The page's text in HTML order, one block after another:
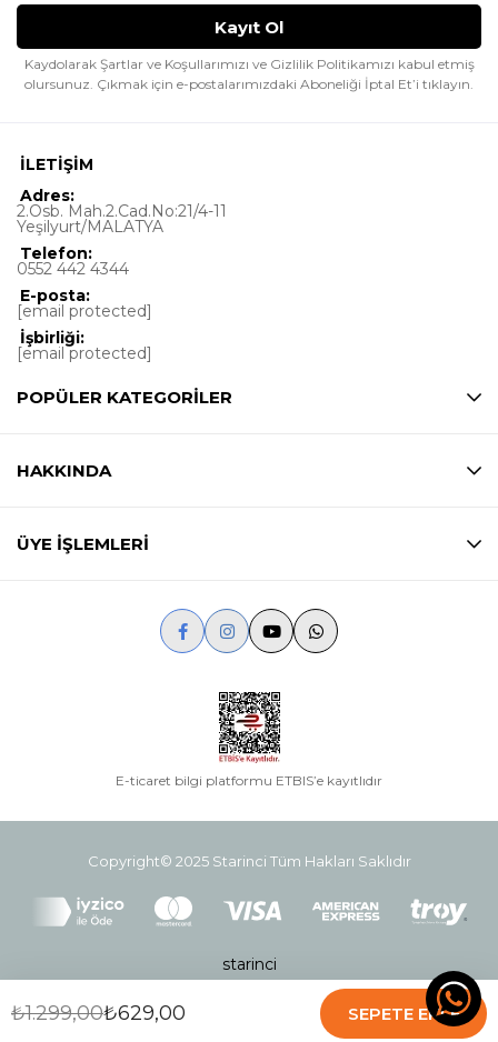
Kaydolarak Şartlar ve Koşullarımızı ve Gizlilik Politikamızı kabul etmiş
olursunuz. Çıkmak için e-postalarımızdaki Aboneliği İptal Et’i tıklayın.
İLETİŞİM
Adres:
2.Osb. Mah.2.Cad.No:21/4-11
Yeşilyurt/MALATYA
Telefon:
0552 442 4344
E-posta:
[email protected]
İşbirliği:
[email protected]
POPÜLER KATEGORİLER
HAKKINDA
ÜYE İŞLEMLERİ
E-ticaret bilgi platformu ETBIS’e kayıtlıdır
Copyright© 2025 Starinci Tüm Hakları Saklıdır
starinci
₺1.299,00₺629,00